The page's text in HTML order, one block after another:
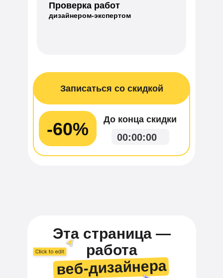
-60% 00:00:00
До конца скидки
Записаться со скидкой
Проверка работ
дизайнером-экспертом
Эта страница —
работа
веб-дизайнера
веб-дизайнера